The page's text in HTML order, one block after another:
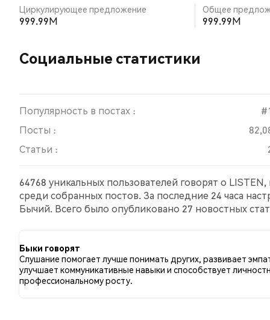
Циркулирующее предложение
999.99M
Общее
999.99M
Социальные статистики
Популярность в постах :
Посты :
Статьи :
64768 уникальных пользователей говорят о
среди собранных постов. За последние 24 часа
Бычий. Всего было опубликовано 27 новостных
Быки говорят
Слушание помогает лучше понимать других, развивает
улучшает коммуникативные навыки и способствует
профессиональному росту.